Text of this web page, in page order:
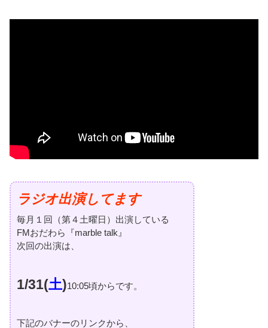
ラジオ出演してます
毎月１回（第４土曜日）出演している
FMおだわら『marble talk』
次回の出演は、
1/31(土)10:05頃からです。
下記のバナーのリンクから、